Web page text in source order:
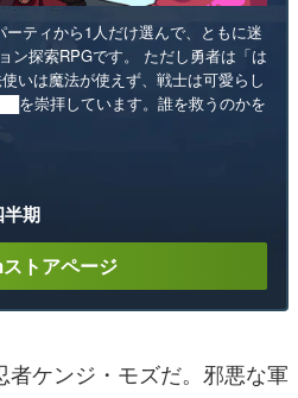
ーティから1人だけ選んで、ともに迷
ン探索RPGです。 ただし勇者は「は
いは魔法が使えず、戦士は可愛らし
を崇拝しています。誰を救うのかを
半期
トアページ
ケンジ・モズだ。邪悪な軍